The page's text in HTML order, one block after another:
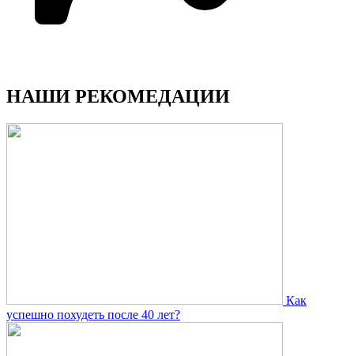
НАШИ РЕКОМЕДАЦИИ
Как
успешно похудеть после 40 лет?